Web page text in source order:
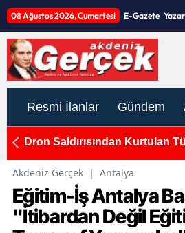
08 Ağustos 2026, Cumartesi E-Gazete
Resmi İlanlar Gündem
Antalya-Kayseri Hızlı
Akdeniz Gerçek | Antalya
Eğitim-İş Antalya
"İtibardan Değil